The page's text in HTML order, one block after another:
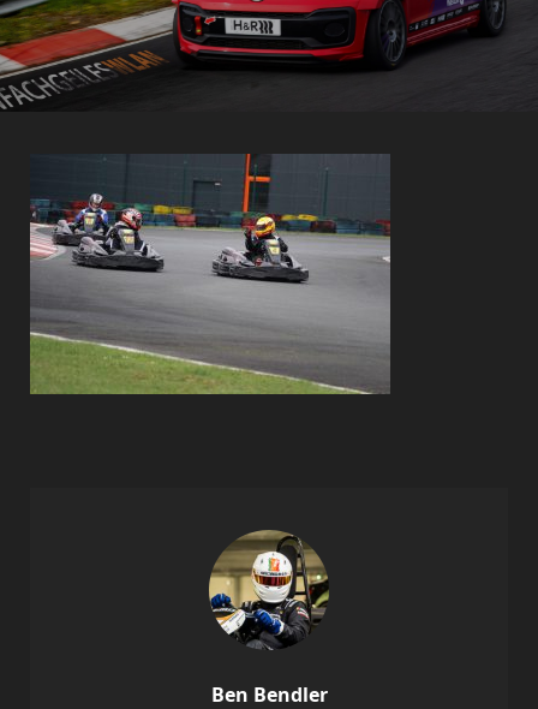
Author:
Ben Bendler